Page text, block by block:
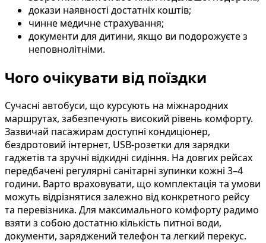
докази наявності достатніх коштів;
чинне медичне страхування;
документи для дитини, якщо ви подорожуєте з
неповнолітніми.
Чого очікувати від поїздки
Сучасні автобуси, що курсують на міжнародних
маршрутах, забезпечують високий рівень комфорту.
Зазвичай пасажирам доступні кондиціонер,
бездротовий інтернет, USB-розетки для зарядки
гаджетів та зручні відкидні сидіння. На довгих рейсах
передбачені регулярні санітарні зупинки кожні 3–4
години. Варто враховувати, що комплектація та умови
можуть відрізнятися залежно від конкретного рейсу
та перевізника. Для максимального комфорту радимо
взяти з собою достатню кількість питної води,
документи, заряджений телефон та легкий перекус.